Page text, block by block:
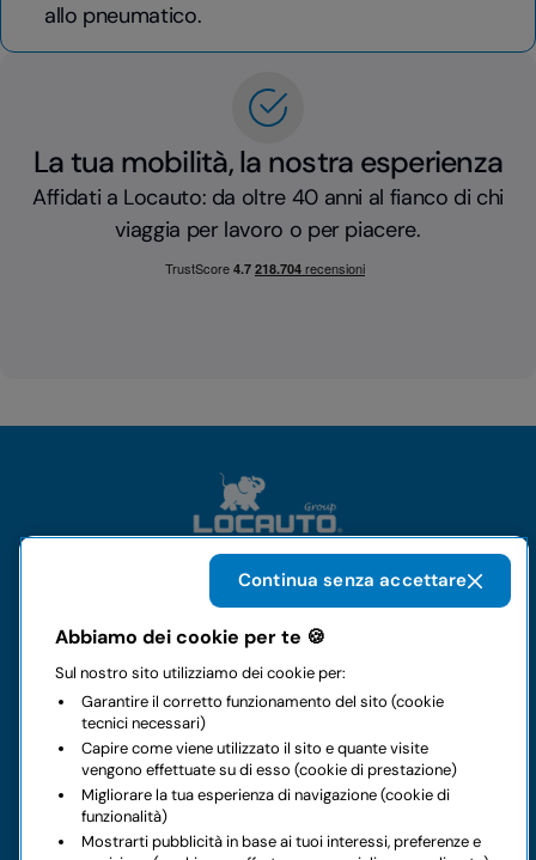
allo pneumatico.
La tua mobilità, la nostra esperienza
Affidati a Locauto: da oltre 40 anni al fianco di chi
viaggia per lavoro o per piacere.
Noleggi
Business
Contatti
Abbiamo dei cookie per te 🍪
Sul nostro sito utilizziamo dei cookie per:
Garantire il corretto funzionamento del sito (cookie
tecnici necessari)
Capire come viene utilizzato il sito e quante visite
vengono effettuate su di esso (cookie di prestazione)
Migliorare la tua esperienza di navigazione (cookie di
funzionalità)
Mostrarti pubblicità in base ai tuoi interessi, preferenze e
Continua senza accettare